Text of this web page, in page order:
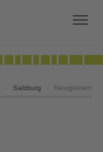
Salzburg Neuigkeiten